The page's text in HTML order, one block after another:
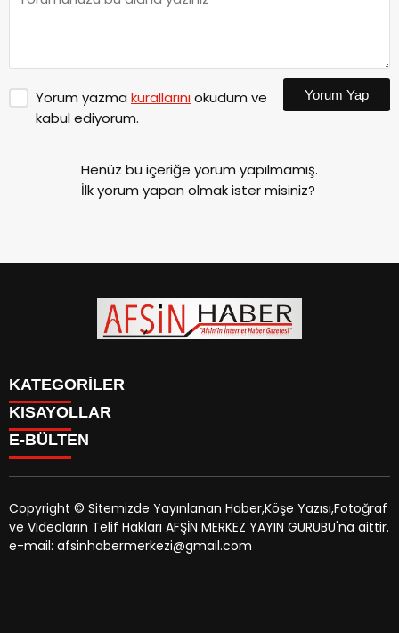
Yorum yazma kurallarınıokudum ve
kabul ediyorum.
Yorum Yap
Henüz bu içeriğe yorum yapılmamış.
İlk yorum yapan olmak ister misiniz?
KATEGORİLER
SİYASET
EĞİTİM
MAGAZİN
MANŞETLER
ÖZEL HABER
KISAYOLLAR
SİYASET
EĞİTİM
KÜLTÜR SANAT
MAGAZİN
MANŞETLER
E-BÜLTEN
afsinhaber.com e-bültenine abone olarak, tarafınıza haber,
duyuru ve kampanya içerikli e-postaların gönderilmesini
Copyright © Sitemizde Yayınlanan Haber,Köşe Yazısı,Fotoğraf
ve Videoların Telif Hakları AFŞİN MERKEZ YAYIN GURUBU'na aittir.
e-mail: afsinhabermerkezi@gmail.com